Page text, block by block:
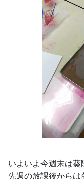
いよいよ今週末は葵
先週の放課後からは